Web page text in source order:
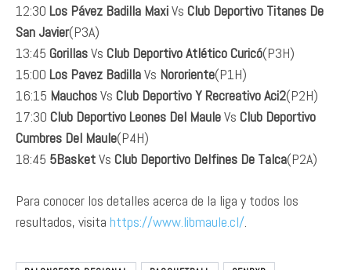
12:30 Los Pávez Badilla MaxiVs Club Deportivo Titanes De
San Javier(P3A)
13:45 GorillasVs Club Deportivo Atlético Curicó(P3H)
15:00 Los Pavez BadillaVs Nororiente(P1H)
16:15 MauchosVs Club Deportivo Y Recreativo Aci2(P2H)
17:30 Club Deportivo Leones Del MauleVs Club Deportivo
Cumbres Del Maule(P4H)
18:45 5BasketVs Club Deportivo Delfines De Talca(P2A)
Para conocer los detalles acerca de la liga y todos los
resultados, visita https://www.libmaule.cl/